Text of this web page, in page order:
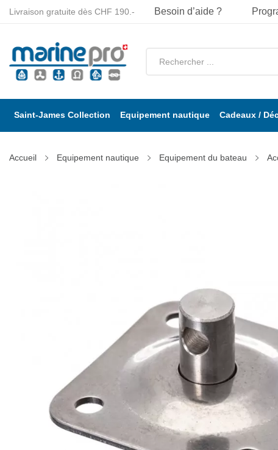
Livraison gratuite dès CHF 190.- Besoin d’aide ?
Saint-James Collection Equipement nautique Cadeaux /
Accueil Equipement nautique Equipement du bateau